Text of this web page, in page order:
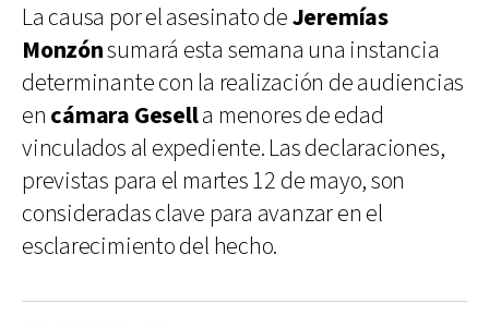
La causa por el asesinato deJeremías
Monzónsumará esta semana una instancia
determinante con la realización de audiencias
en cámara Gesella menores de edad
vinculados al expediente. Las declaraciones,
previstas para el martes 12 de mayo, son
consideradas clave para avanzar en el
esclarecimiento del hecho.